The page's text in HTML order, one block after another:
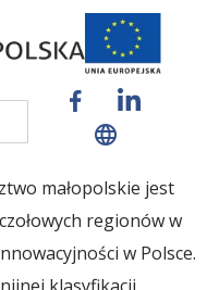
małopolskie jest
regionów w
w Polsce.